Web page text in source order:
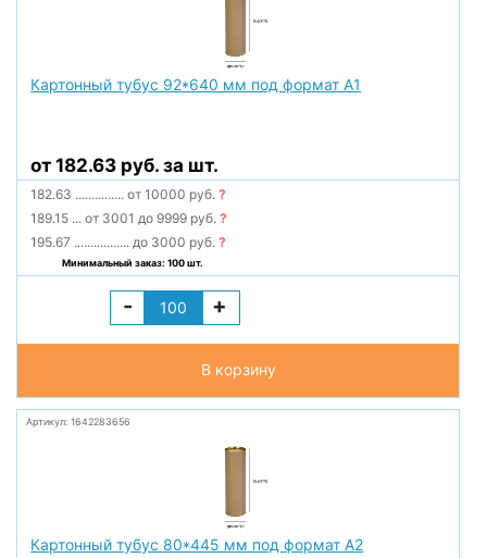
Картонный тубус 92*640 мм под формат А1
от 182.63 руб. за шт.
182.63 ............... от 10000 руб.?
189.15 ... от 3001 до 9999 руб.?
195.67 ................. до 3000 руб.?
Минимальный заказ: 100 шт.
- +
В корзину
Артикул: 1642283656
Картонный тубус 80*445 мм под формат А2